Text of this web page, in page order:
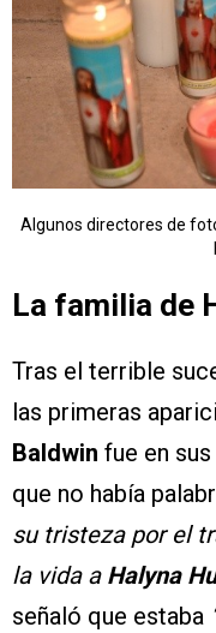
Algunos directores de
La familia de
Tras el terrible
las primeras
Baldwin fue en
que no había
su tristeza por el
la vida a Halyna
señaló que estaba